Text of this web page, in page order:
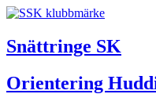
Snättringe SK
Orientering